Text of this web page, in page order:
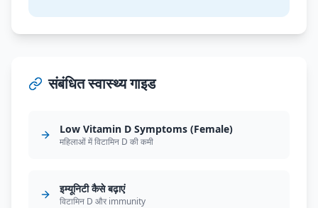
संबंधित स्वास्थ्य गाइड
Low Vitamin D Symptoms (Female)
महिलाओं में विटामिन D की कमी
इम्यूनिटी कैसे बढ़ाएं
विटामिन D और immunity